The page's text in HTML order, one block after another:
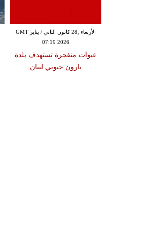
الأربعاء ,28 كانون الثاني / يناير GMT
07:19 2026
عبوات متفجرة تستهدف بلدة
يارون جنوبي لبنان